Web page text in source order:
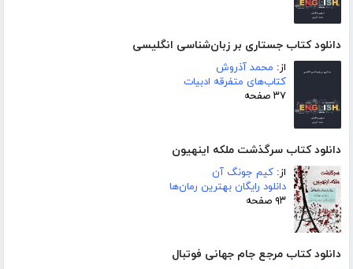
دانلود کتاب جستاری بر زبان‌شناسی انگلیسی
از: محمد آذروش
کتاب‌های متفرقه ادبیات
۳۷ صفحه
دانلود کتاب سرگذشت ملکه اینهیون
از: کیم جونگ آن
دانلود رایگان بهترین رمان‌ها
۹۳ صفحه
دانلود کتاب مرجع جام جهانی فوتبال